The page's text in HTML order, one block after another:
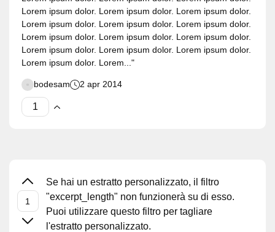
Lorem ipsum dolor. Lorem ipsum dolor. Lorem ipsum dolor.
Lorem ipsum dolor. Lorem ipsum dolor. Lorem ipsum dolor.
Lorem ipsum dolor. Lorem ipsum dolor. Lorem ipsum dolor.
Lorem ipsum dolor. Lorem ipsum dolor. Lorem ipsum dolor.
Lorem ipsum dolor. Lorem..."
bodesam 2 apr 2014
Se hai un estratto personalizzato, il filtro
"excerpt_length" non funzionerà su di esso.
Puoi utilizzare questo filtro per tagliare
l'estratto personalizzato.